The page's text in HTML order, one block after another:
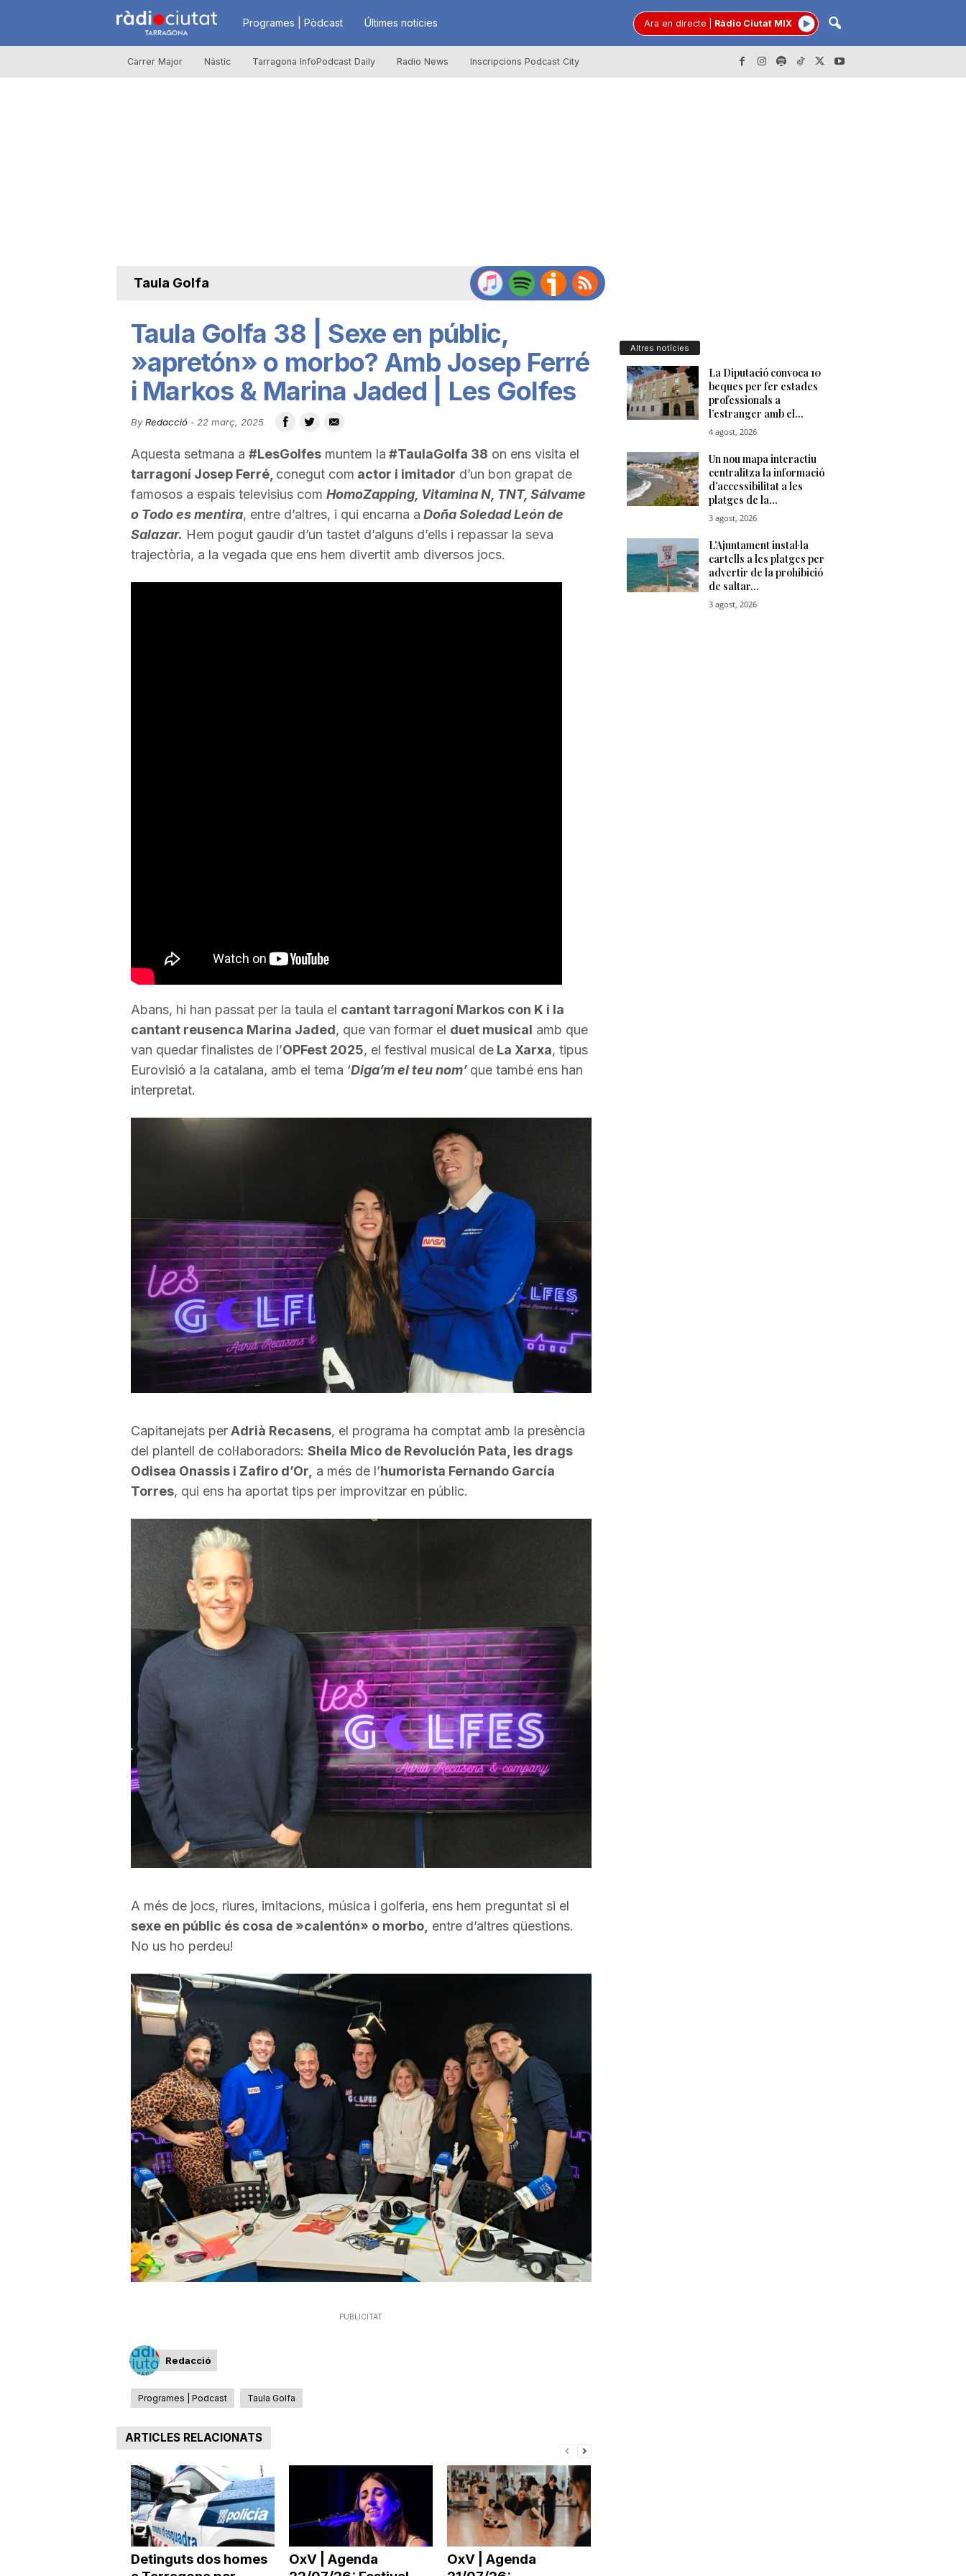
R
à
u
t
t
a
Programes | Pòdcast Últimes notícies Ara en directe Ràdio Ciutat MIX
Carrer Major Nàstic Tarragona InfoPodcast Daily Radio News Inscripcions Podcast City
Taula Golfa
Taula Golfa 38 | Sexe en públic,
»apretón» o morbo? Amb Josep Ferré
i Markos & Marina Jaded | Les Golfes
By Redacció- 22 març, 2025
Aquesta setmana a #LesGolfesmuntem la #TaulaGolfa 38 on ens visita el
tarragoní Josep Ferré, conegut com actor i imitador d’un bon grapat de
famosos a espais televisius com HomoZapping, Vitamina N, TNT, Sálvame
o Todo es mentira, entre d’altres, i qui encarna a Doña Soledad León de
Salazar. Hem pogut gaudir d’un tastet d’alguns d’ells i repassar la seva
trajectòria, a la vegada que ens hem divertit amb diversos jocs.
Abans, hi han passat per la taula el cantant tarragoní Markos con K i la
cantant reusenca Marina Jaded, que van formar el duet musical amb que
van quedar finalistes de l’OPFest 2025, el festival musical deLa Xarxa, tipus
Eurovisió a la catalana, amb el tema ‘Diga’m el teu nom’ que també ens han
interpretat.
Capitanejats perAdrià Recasens, el programa ha comptat amb la presència
del plantell de col·laboradors: Sheila Mico de Revolución Pata, les drags
Odisea Onassis i Zafiro d’Or, a més de l’humorista Fernando García
Torres, qui ens ha aportat tips per improvitzar en públic.
A més de jocs, riures, imitacions, música i golferia, ens hem preguntat si el
sexe en públic és cosa de »calentón» o morbo, entre d’altres qüestions.
No us ho perdeu!
PUBLICITAT
Redacció
Programes | Podcast Taula Golfa
ARTICLES RELACIONATS
Detinguts dos homes
OxV | Agenda
OxV | Agenda
Altres notícies